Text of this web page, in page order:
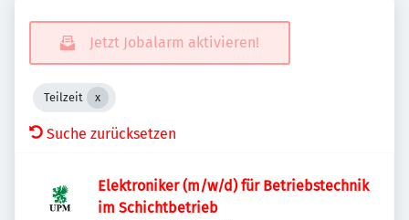
Jetzt Jobalarm aktivieren!
Teilzeit
Suche zurücksetzen
Elektroniker (m/w/d) für Betriebstechnik
im Schichtbetrieb